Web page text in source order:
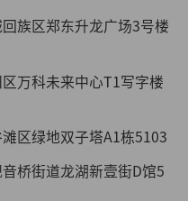
族区郑东升龙广场3号楼
万科未来中心T1写字楼
区绿地双子塔A1栋5103
桥街道龙湖新壹街D馆5